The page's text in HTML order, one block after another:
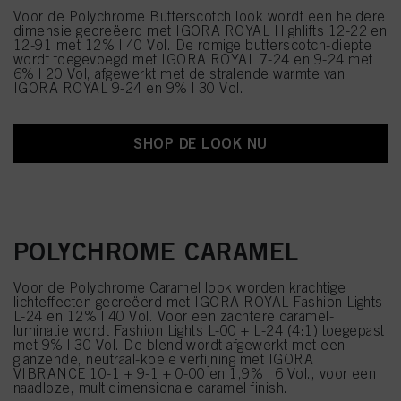
Voor de Polychrome Butterscotch look wordt een heldere
dimensie gecreëerd met IGORA ROYAL Highlifts 12-22 en
12-91 met 12% | 40 Vol. De romige butterscotch-diepte
wordt toegevoegd met IGORA ROYAL 7-24 en 9-24 met
6% | 20 Vol, afgewerkt met de stralende warmte van
IGORA ROYAL 9-24 en 9% | 30 Vol.
SHOP DE LOOK NU
POLYCHROME CARAMEL
Voor de Polychrome Caramel look worden krachtige
lichteffecten gecreëerd met IGORA ROYAL Fashion Lights
L-24 en 12% | 40 Vol. Voor een zachtere caramel-
luminatie wordt Fashion Lights L-00 + L-24 (4:1) toegepast
met 9% | 30 Vol. De blend wordt afgewerkt met een
glanzende, neutraal-koele verfijning met IGORA
VIBRANCE 10-1 + 9-1 + 0-00 en 1,9% | 6 Vol., voor een
naadloze, multidimensionale caramel finish.
informatie over elke cookie raadplegen door hieronder op "aanpassen" te
klikken.
Als u op "Cookie-instellingen" klikt, kunt u meer informatie vinden over de
verwerking van uw gegevens / het gebruik van cookies en deze toestaan voor
een of meer van de hierboven genoemde doeleinden. Door op "Alles
de verwerking van uw persoonsgegevens voor alle hierboven vermelde
doeleinden. Als u op "Afwijzen" klikt, worden alleen cookies gebruikt die